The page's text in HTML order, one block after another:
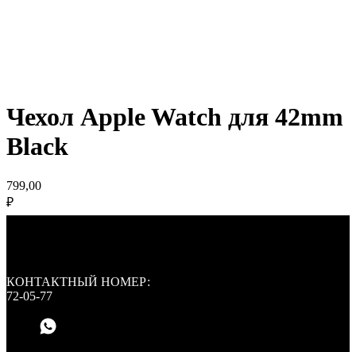
Чехол Apple Watch для 42mm
Black
799,00
₽
КОНТАКТНЫЙ НОМЕР:
72-05-77